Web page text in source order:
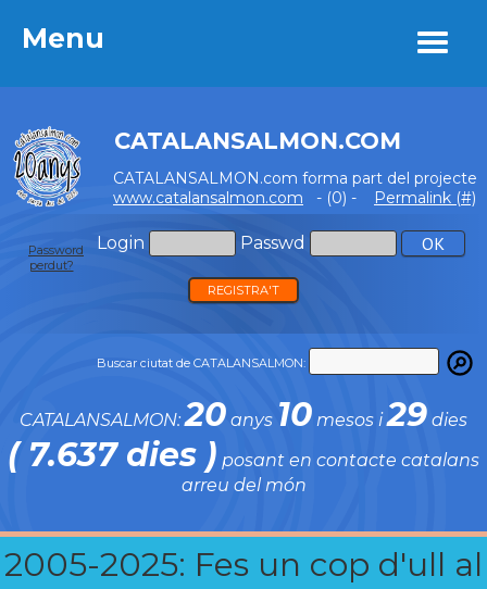
Menu
CATALANSALMON.COM
CATALANSALMON.com forma part del projecte
www.catalansalmon.com - (0) - Permalink (#)
Login Passwd
Password
perdut?
REGISTRA'T
Buscar ciutat de CATALANSALMON:
CATALANSALMON:20 anys 10 mesos i29 dies
( 7.637 dies ) posant en contacte catalans
arreu del món
2005-2025: Fes un cop d'ull al
Menu